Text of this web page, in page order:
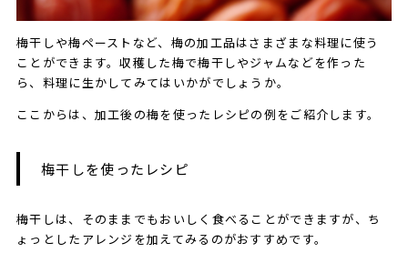
梅干しや梅ペーストなど、梅の加工品はさまざまな料理に使う
ことができます。収穫した梅で梅干しやジャムなどを作った
ら、料理に生かしてみてはいかがでしょうか。
ここからは、加工後の梅を使ったレシピの例をご紹介します。
梅干しを使ったレシピ
​​梅干しは、そのままでもおいしく食べることができますが、ち
ょっとしたアレンジを加えてみるのがおすすめです。